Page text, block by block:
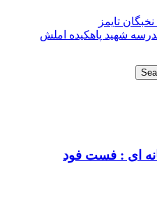
+ کلاس + اول + دوم + سوم +
+ آدرس + لوکیشن + +
+ مقطع + دولتی + گیلان +
+ نخبگان + تایمز +
تایمز
شهید پاهکیده املش
ای : فست فود